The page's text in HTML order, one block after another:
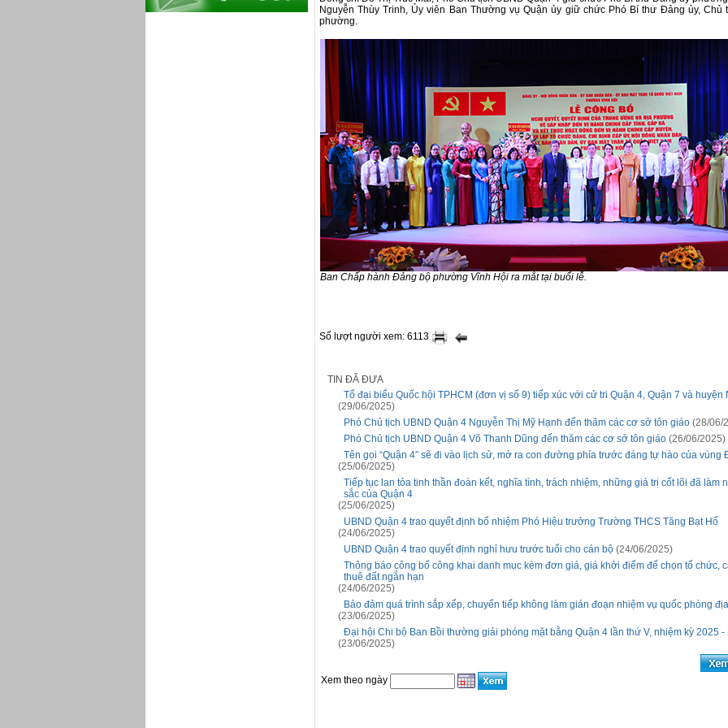
Nguyễn Thùy Trinh, Ủy viên Ban Thường vụ Quận ủy giữ chức Phó Bí thư Đảng ủy, Chủ
phường.
Ban Chấp hành Đảng bộ phường Vĩnh Hội ra mắt tại buổi lễ.
Số lượt người xem: 6113
TIN ĐÃ ĐƯA
Tổ đại biểu Quốc hội TPHCM (đơn vị số 9) tiếp xúc với cử tri Quận 4, Quận 7 và huyện
(29/06/2025)
Phó Chủ tịch UBND Quận 4 Nguyễn Thị Mỹ Hạnh đến thăm các cơ sở tôn giáo(28/06/
Phó Chủ tịch UBND Quận 4 Võ Thanh Dũng đến thăm các cơ sở tôn giáo(26/06/2025)
Tên gọi “Quận 4” sẽ đi vào lịch sử, mở ra con đường phía trước đáng tự hào của vùng
(25/06/2025)
Tiếp tục lan tỏa tinh thần đoàn kết, nghĩa tình, trách nhiệm, những giá trị cốt lõi đã làm
sắc của Quận 4
(25/06/2025)
UBND Quận 4 trao quyết định bổ nhiệm Phó Hiệu trưởng Trường THCS Tăng Bạt Hổ
(24/06/2025)
UBND Quận 4 trao quyết định nghỉ hưu trước tuổi cho cán bộ(24/06/2025)
Thông báo công bố công khai danh mục kèm đơn giá, giá khởi điểm để chọn tổ chức,
thuê đất ngắn hạn
(24/06/2025)
Bảo đảm quá trình sắp xếp, chuyển tiếp không làm gián đoạn nhiệm vụ quốc phòng
(23/06/2025)
Đại hội Chi bộ Ban Bồi thường giải phóng mặt bằng Quận 4 lần thứ V, nhiệm kỳ 2025 -
(23/06/2025)
Xem theo ngày